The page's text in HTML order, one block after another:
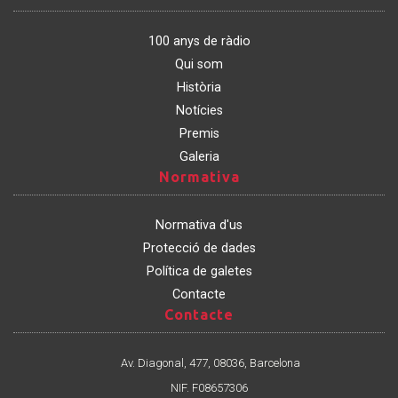
nos
100 anys de ràdio
Qui som
Història
Notícies
Premis
Galeria
Normativa
Normativa d'us
Protecció de dades
Política de galetes
Contacte
Contacte
Av. Diagonal, 477, 08036, Barcelona
NIF. F08657306